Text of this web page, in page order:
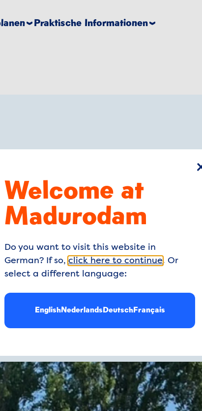
Praktische Informationen
Hause
Aber… was
mitnehmen
bunte Welt voller
Welcome at
Madurodam
Do you want to visit this website in
German? If so, click here to continue . Or
select a different language:
EnglishNederlandsDeutschFrançais